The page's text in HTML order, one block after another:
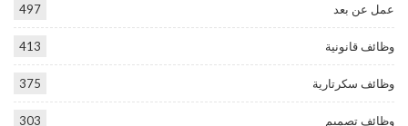
عمل عن بعد 497
وظائف قانونية 413
وظائف سكرتارية 375
وظائف تصميم 303